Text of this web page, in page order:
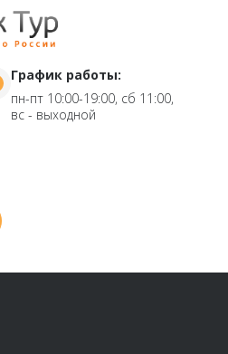
График работы:
пн-пт 10:00-19:00, сб 11:00,
вс - выходной